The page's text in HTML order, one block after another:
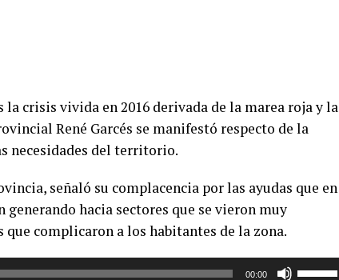
crisis vivida en 2016 derivada de la marea roja y la
René Garcés se manifestó respecto de la
necesidades del territorio.
señaló su complacencia por las ayudas que en
hacia sectores que se vieron muy
complicaron a los habitantes de la zona.
00:00